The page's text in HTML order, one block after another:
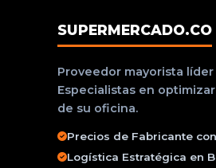
SUPERMERCADO.CO
Proveedor mayorista líder
Especialistas en
de su oficina.
Precios de Fabricante
Logística Estratégica en